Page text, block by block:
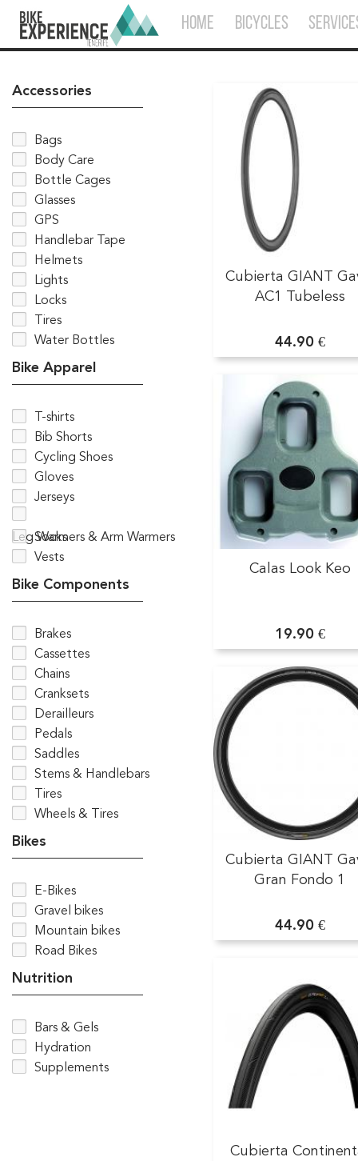
HOME BICYCLES
Accessories
Bags
Body Care
Bottle Cages
Glasses
GPS
Handlebar Tape
Helmets
Lights
Locks
Tires
Water Bottles
Bike Apparel
T-shirts
Bib Shorts
Cycling Shoes
Gloves
Jerseys
Leg Warmers & Arm Warmers
Socks
Vests
Bike Components
Brakes
Cassettes
Chains
Cranksets
Derailleurs
Pedals
Saddles
Stems & Handlebars
Tires
Wheels & Tires
Bikes
E-Bikes
Gravel bikes
Mountain bikes
Road Bikes
Nutrition
Bars & Gels
Hydration
Supplements
Cubierta GIANT
AC1 Tubeless
44.90 €
Calas Look Keo
19.90 €
Cubierta GIANT
Gran Fondo 1
44.90 €
Cubierta